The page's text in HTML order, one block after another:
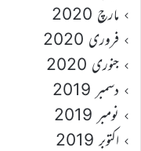
مارچ 2020
فروری 2020
جنوری 2020
دسمبر 2019
نومبر 2019
اکتوبر 2019